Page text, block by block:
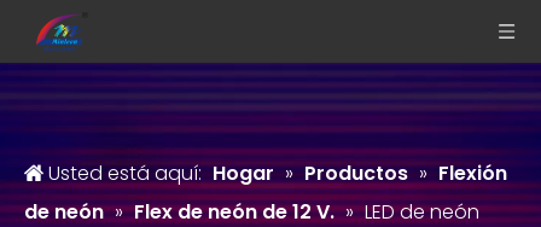
Usted está aquí: Hogar » Productos » Flexión
de neón » Flex de neón de 12 V. » LED de neón